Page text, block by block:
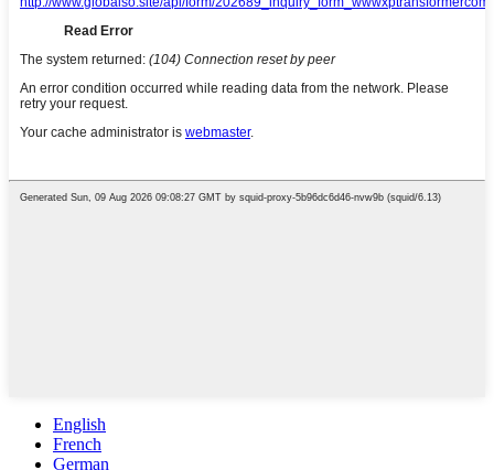
English
French
German